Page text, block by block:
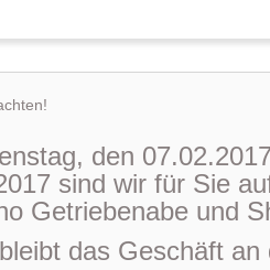
den
sind wir für Sie
Getriebenabe und
das Geschäft